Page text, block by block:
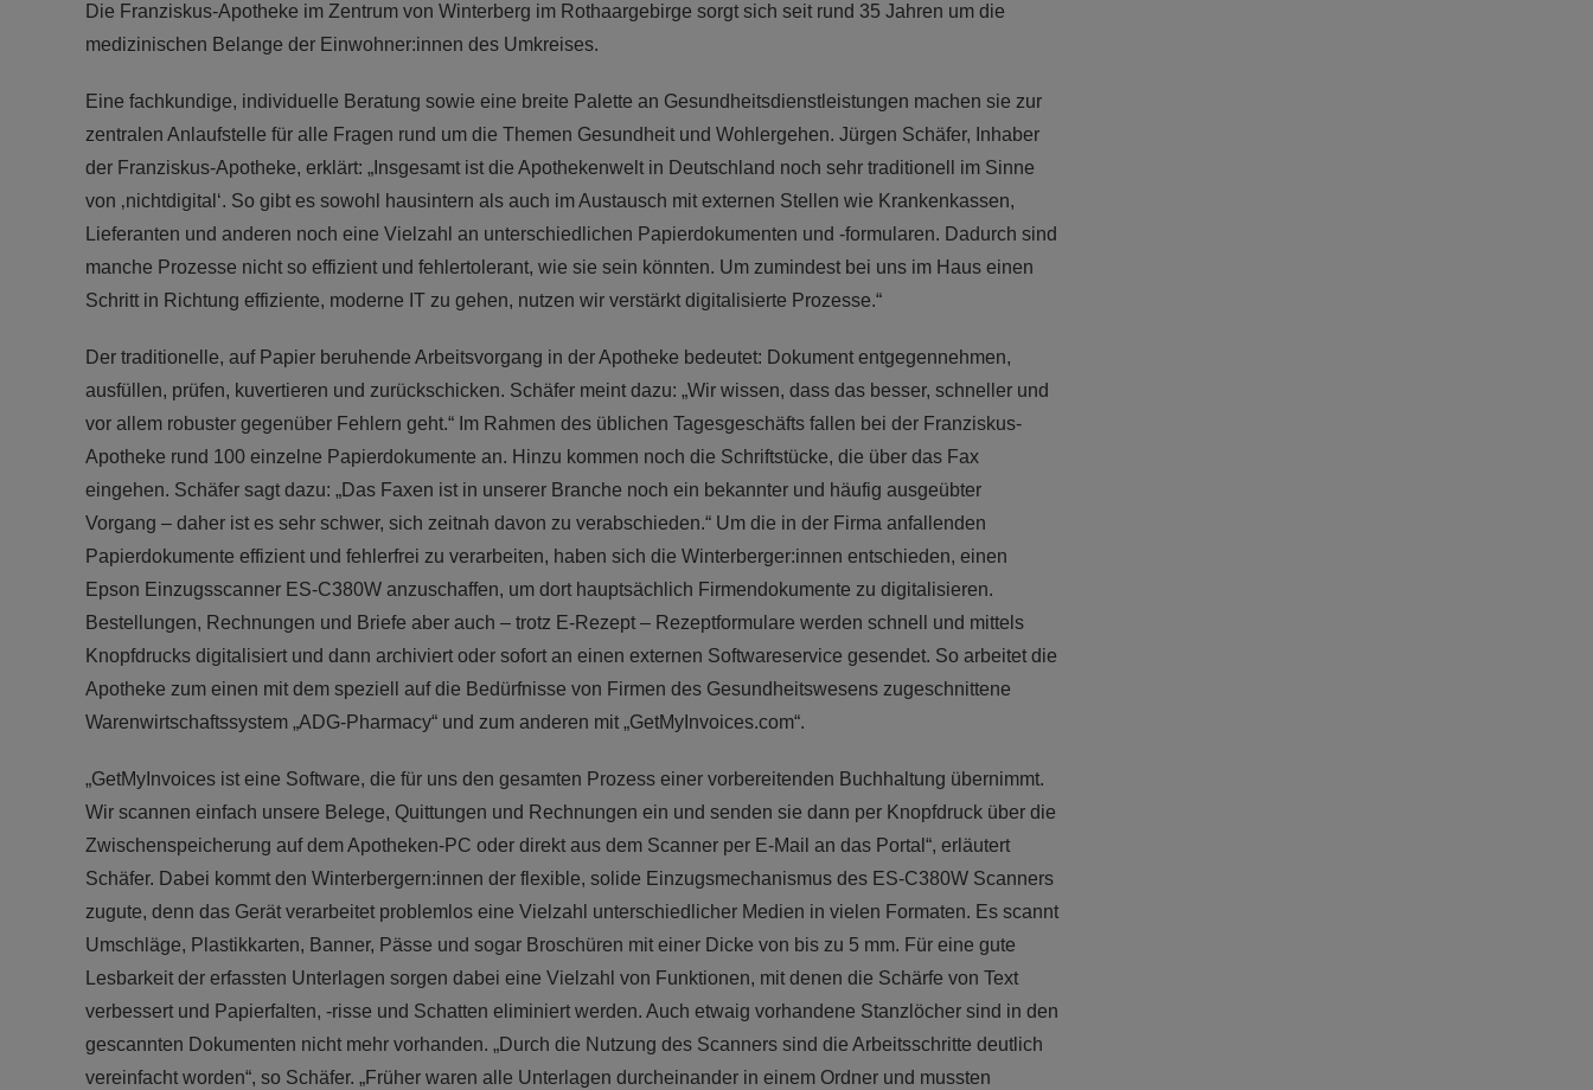
Die Franziskus-Apotheke im Zentrum von Winterberg im Rothaargebirge sorgt sich seit rund 35 Jahren um die
medizinischen Belange der Einwohner:innen des Umkreises.
Eine fachkundige, individuelle Beratung sowie eine breite Palette an Gesundheitsdienstleistungen machen sie zur
zentralen Anlaufstelle für alle Fragen rund um die Themen Gesundheit und Wohlergehen. Jürgen Schäfer, Inhaber
der Franziskus-Apotheke, erklärt: „Insgesamt ist die Apothekenwelt in Deutschland noch sehr traditionell im Sinne
von ‚nichtdigital‘. So gibt es sowohl hausintern als auch im Austausch mit externen Stellen wie Krankenkassen,
Lieferanten und anderen noch eine Vielzahl an unterschiedlichen Papierdokumenten und -formularen. Dadurch sind
manche Prozesse nicht so effizient und fehlertolerant, wie sie sein könnten. Um zumindest bei uns im Haus einen
Schritt in Richtung effiziente, moderne IT zu gehen, nutzen wir verstärkt digitalisierte Prozesse.“
Der traditionelle, auf Papier beruhende Arbeitsvorgang in der Apotheke bedeutet: Dokument entgegennehmen,
ausfüllen, prüfen, kuvertieren und zurückschicken. Schäfer meint dazu: „Wir wissen, dass das besser, schneller und
vor allem robuster gegenüber Fehlern geht.“ Im Rahmen des üblichen Tagesgeschäfts fallen bei der Franziskus-
Apotheke rund 100 einzelne Papierdokumente an. Hinzu kommen noch die Schriftstücke, die über das Fax
eingehen. Schäfer sagt dazu: „Das Faxen ist in unserer Branche noch ein bekannter und häufig ausgeübter
Vorgang – daher ist es sehr schwer, sich zeitnah davon zu verabschieden.“ Um die in der Firma anfallenden
Papierdokumente effizient und fehlerfrei zu verarbeiten, haben sich die Winterberger:innen entschieden, einen
Epson Einzugsscanner ES-C380W anzuschaffen, um dort hauptsächlich Firmendokumente zu digitalisieren.
Bestellungen, Rechnungen und Briefe aber auch – trotz E-Rezept – Rezeptformulare werden schnell und mittels
Knopfdrucks digitalisiert und dann archiviert oder sofort an einen externen Softwareservice gesendet. So arbeitet die
Apotheke zum einen mit dem speziell auf die Bedürfnisse von Firmen des Gesundheitswesens zugeschnittene
Warenwirtschaftssystem „ADG-Pharmacy“ und zum anderen mit „GetMyInvoices.com“.
„GetMyInvoices ist eine Software, die für uns den gesamten Prozess einer vorbereitenden Buchhaltung übernimmt.
Wir scannen einfach unsere Belege, Quittungen und Rechnungen ein und senden sie dann per Knopfdruck über die
Zwischenspeicherung auf dem Apotheken-PC oder direkt aus dem Scanner per E-Mail an das Portal“, erläutert
Schäfer. Dabei kommt den Winterbergern:innen der flexible, solide Einzugsmechanismus des ES-C380W Scanners
zugute, denn das Gerät verarbeitet problemlos eine Vielzahl unterschiedlicher Medien in vielen Formaten. Es scannt
Umschläge, Plastikkarten, Banner, Pässe und sogar Broschüren mit einer Dicke von bis zu 5 mm. Für eine gute
Lesbarkeit der erfassten Unterlagen sorgen dabei eine Vielzahl von Funktionen, mit denen die Schärfe von Text
verbessert und Papierfalten, -risse und Schatten eliminiert werden. Auch etwaig vorhandene Stanzlöcher sind in den
gescannten Dokumenten nicht mehr vorhanden. „Durch die Nutzung des Scanners sind die Arbeitsschritte deutlich
vereinfacht worden“, so Schäfer. „Früher waren alle Unterlagen durcheinander in einem Ordner und mussten